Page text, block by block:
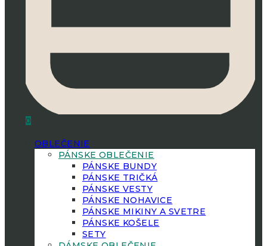
0
OBLEČENIE
PÁNSKE OBLEČENIE
PÁNSKE BUNDY
PÁNSKE TRIČKÁ
PÁNSKE VESTY
PÁNSKE NOHAVICE
PÁNSKE MIKINY A SVETRE
PÁNSKE KOŠELE
SETY